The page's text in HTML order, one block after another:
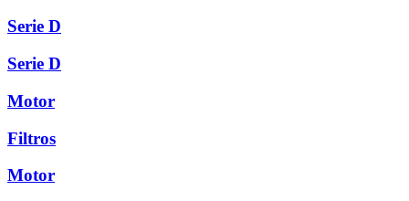
Serie D
Serie D
Motor
Filtros
Motor